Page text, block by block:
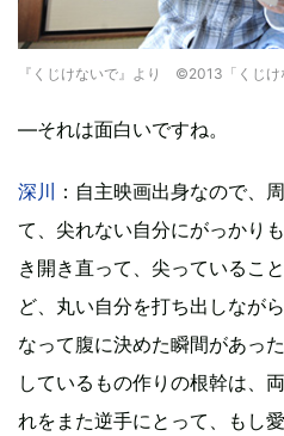
『くじけないで』より ©2013「くじけ
―それは面白いですね。
深川 ：自主映画出身なので、
て、尖れない自分にがっかり
き開き直って、尖っているこ
ど、丸い自分を打ち出しなが
なって腹に決めた瞬間があっ
しているもの作りの根幹は、
れをまた逆手にとって、もし